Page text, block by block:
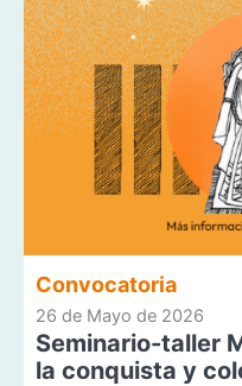
Convocatoria
26 de Mayo de 2026
Seminario-taller
la conquista y